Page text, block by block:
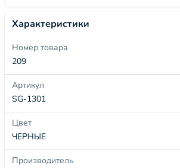
Характеристики
Номер товара
209
Артикул
SG-1301
Цвет
ЧЕРНЫЕ
Производитель